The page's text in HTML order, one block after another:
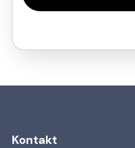
Kontakt